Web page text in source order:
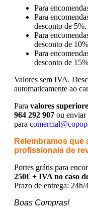
Para
Para
desconto de 5%.
Para
desconto de
Para
desconto de
Valores sem IVA.
automaticamente ao
Para valores
964 292 907 ou enviar
para
Relembramos que
profissionais de
Portes grátis para
250€ + IVA no caso
Prazo de entrega:
Boas Compras!